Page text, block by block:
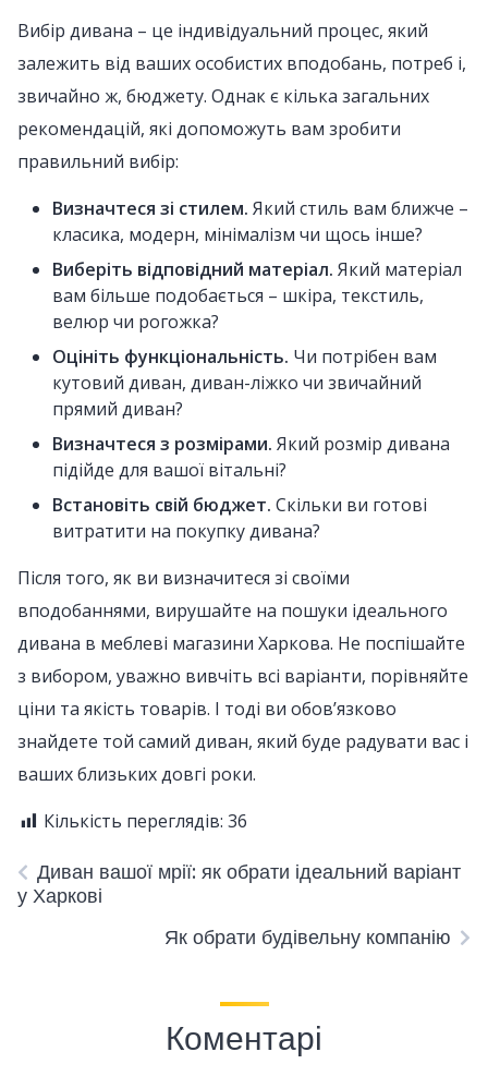
Вибір дивана – це індивідуальний процес, який
залежить від ваших особистих вподобань, потреб і,
звичайно ж, бюджету. Однак є кілька загальних
рекомендацій, які допоможуть вам зробити
правильний вибір:
Визначтеся зі стилем. Який стиль вам ближче –
класика, модерн, мінімалізм чи щось інше?
Виберіть відповідний матеріал. Який матеріал
вам більше подобається – шкіра, текстиль,
велюр чи рогожка?
Оцініть функціональність. Чи потрібен вам
кутовий диван, диван-ліжко чи звичайний
прямий диван?
Визначтеся з розмірами. Який розмір дивана
підійде для вашої вітальні?
Встановіть свій бюджет. Скільки ви готові
витратити на покупку дивана?
Після того, як ви визначитеся зі своїми
вподобаннями, вирушайте на пошуки ідеального
дивана в меблеві магазини Харкова. Не поспішайте
з вибором, уважно вивчіть всі варіанти, порівняйте
ціни та якість товарів. І тоді ви обов’язково
знайдете той самий диван, який буде радувати вас і
ваших близьких довгі роки.
Кількість переглядів: 36
Диван вашої мрії: як обрати ідеальний варіант
у Харкові
Як обрати будівельну компанію
Коментарі